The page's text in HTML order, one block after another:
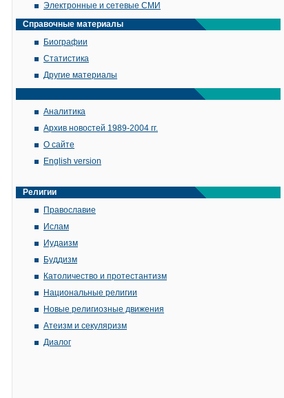
Электронные и сетевые СМИ
Справочные материалы
Биографии
Статистика
Другие материалы
Аналитика
Архив новостей 1989-2004 гг.
О сайте
English version
Религии
Православие
Ислам
Иудаизм
Буддизм
Католичество и протестантизм
Национальные религии
Новые религиозные движения
Атеизм и секуляризм
Диалог